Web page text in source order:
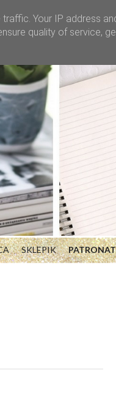
SKLEPIK
Your IP address
quality of service,